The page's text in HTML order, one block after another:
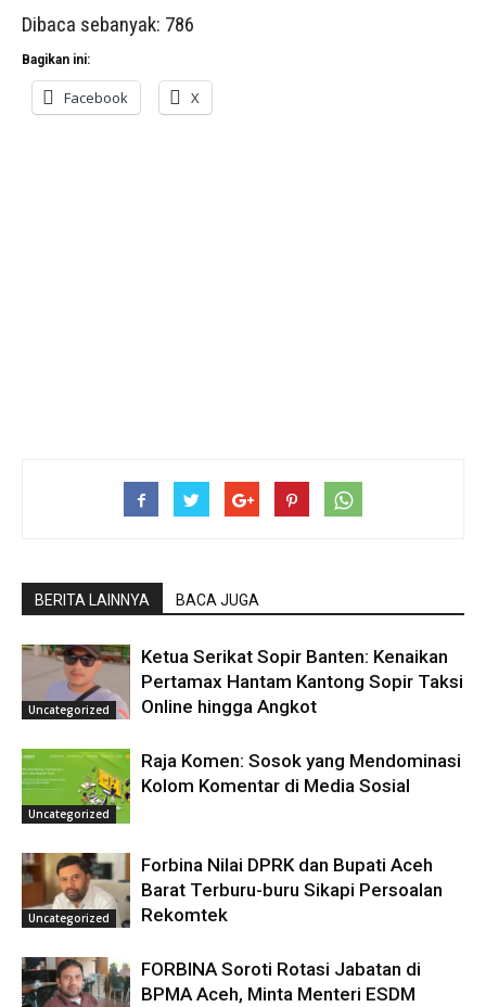
Dibaca sebanyak: 786
Bagikan ini:
Facebook X
BERITA LAINNYA BACA JUGA
Uncategorized
Ketua Serikat Sopir Banten: Kenaikan
Pertamax Hantam Kantong Sopir Taksi
Online hingga Angkot
Uncategorized
Raja Komen: Sosok yang Mendominasi
Kolom Komentar di Media Sosial
Uncategorized
Forbina Nilai DPRK dan Bupati Aceh
Barat Terburu-buru Sikapi Persoalan
Rekomtek
FORBINA Soroti Rotasi Jabatan di
BPMA Aceh, Minta Menteri ESDM